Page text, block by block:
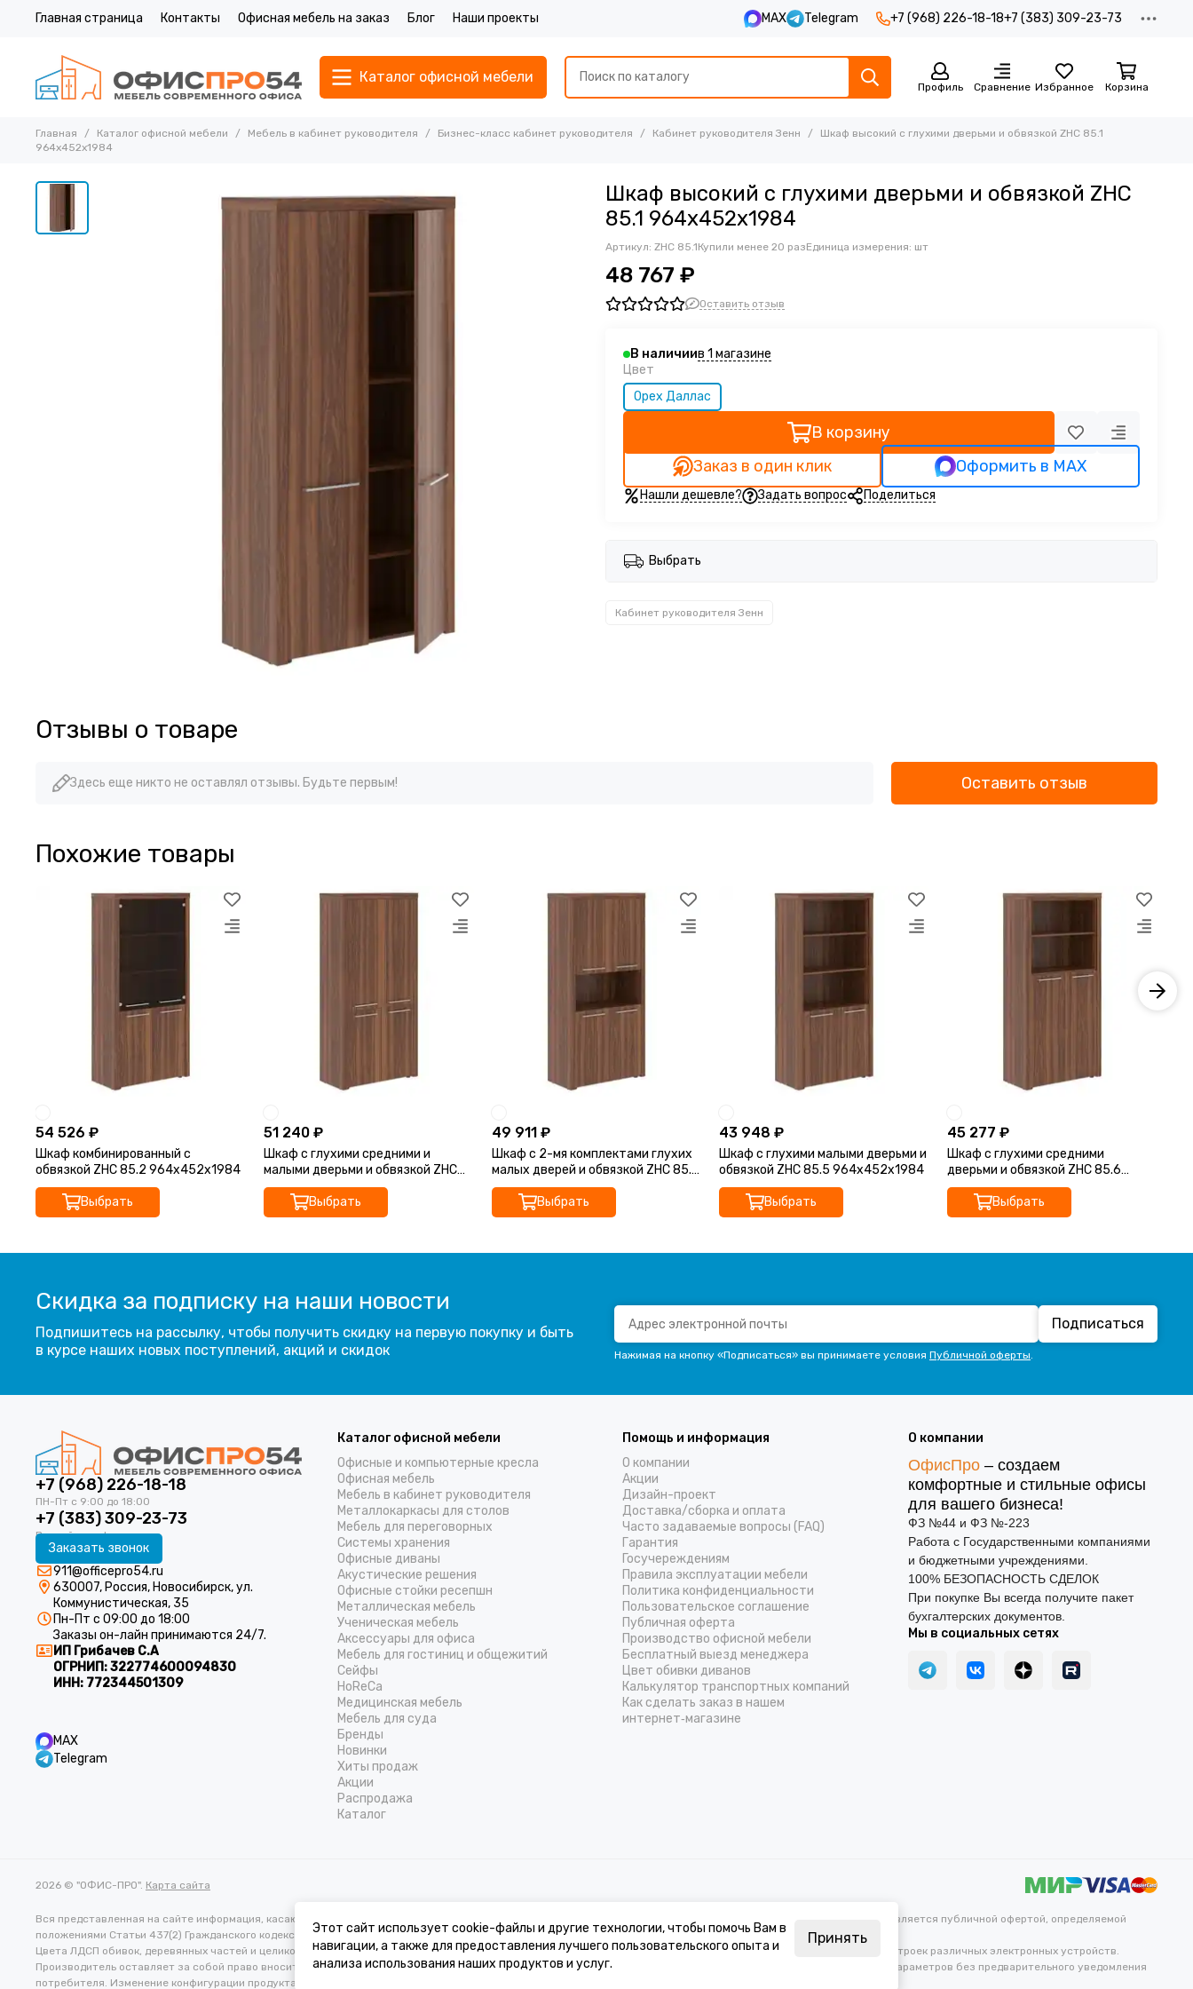
Главная страница Контакты Офисная мебель на заказ Блог Наши проекты MAX Telegram +7 (968) 226-18-18+7 (383) 309-23-73
Каталог офисной мебели
Профиль Сравнение Избранное Корзина
Главная Каталог офисной мебели Мебель в кабинет руководителя Бизнес-класс кабинет руководителя Кабинет руководителя Зенн
Шкаф высокий с глухими дверьми и обвязкой ZHC 85.1
964х452х1984
Шкаф высокий с глухими дверьми и обвязкой ZHC
85.1 964х452х1984
Артикул: ZHC 85.1Купили менее 20 разЕдиница измерения: шт
48 767 ₽
Оставить отзыв
В наличиив 1 магазине
Цвет
Орех Даллас
В корзину
Заказ в один клик
Оформить в MAX
Нашли дешевле? Задать вопрос Поделиться
Выбрать
Кабинет руководителя Зенн
Отзывы о товаре
Здесь еще никто не оставлял отзывы. Будьте первым! Оставить отзыв
Похожие товары
54 526 ₽
Шкаф комбинированный с
обвязкой ZHC 85.2 964х452х1984
Выбрать
51 240 ₽
Шкаф с глухими средними и
малыми дверьми и обвязкой ZHC
85.3 964х452х1984
Выбрать
49 911 ₽
Шкаф с 2-мя комплектами глухих
малых дверей и обвязкой ZHC 85.4
964х452х1984
Выбрать
43 948 ₽
Шкаф с глухими малыми дверьми и
обвязкой ZHC 85.5 964х452х1984
Выбрать
45 277 ₽
Шкаф с глухими средними
дверьми и обвязкой ZHC 85.6
964х452х1984
Выбрать
Скидка за подписку на наши новости
Подпишитесь на рассылку, чтобы получить скидку на первую покупку и быть
в курсе наших новых поступлений, акций и скидок
Подписаться
Нажимая на кнопку «Подписаться» вы принимаете условия Публичной оферты.
+7 (968) 226-18-18
+7 (383) 309-23-73
Заказать звонок
911@officepro54.ru
630007, Россия, Новосибирск, ул.
Коммунистическая, 35
Пн-Пт с 09:00 до 18:00
Заказы он-лайн принимаются 24/7.
ИП Грибачев С.А
ОГРНИП:322774600094830
ИНН: 772344501309
MAX
Telegram
Каталог офисной мебели
Офисные и компьютерные кресла
Офисная мебель
Мебель в кабинет руководителя
Металлокаркасы для столов
Мебель для переговорных
Системы хранения
Офисные диваны
Акустические решения
Офисные стойки ресепшн
Металлическая мебель
Ученическая мебель
Аксессуары для офиса
Мебель для гостиниц и общежитий
Cейфы
HoReCa
Медицинская мебель
Мебель для суда
Бренды
Новинки
Хиты продаж
Акции
Распродажа
Каталог
Помощь и информация
О компании
Акции
Дизайн-проект
Доставка/cборка и оплата
Часто задаваемые вопросы (FAQ)
Гарантия
Госучереждениям
Правила эксплуатации мебели
Политика конфиденциальности
Пользовательское соглашение
Публичная оферта
Производство офисной мебели
Бесплатный выезд менеджера
Цвет обивки диванов
Калькулятор транспортных компаний
Как сделать заказ в нашем
интернет‑магазине
О компании
ОфисПро– создаем
комфортные и стильные офисы
для вашего бизнеса!
ФЗ №44 и ФЗ №-223
Работа с Государственными компаниями
и бюджетными учреждениями.
100% БЕЗОПАСНОСТЬ СДЕЛОК
При покупке Вы всегда получите пакет
бухгалтерских документов.
Мы в социальных сетях
2026 © "ОФИС-ПРО". Карта сайта
Вся представленная на сайте информация, касающаяся характеристик, стоимости товаров и услуг, носит информационный характер и ни при каких условиях не является публичной офертой, определяемой
положениями Статьи 437(2) Гражданского кодекса РФ.
Цвета ЛДСП обивок, деревянных частей и целиковых изделий в реальности может отличаться от изображения на сайте ввиду особенностей цветопередачи и настроек различных электронных устройств.
Производитель оставляет за собой право вносить изменения в технические и иные характеристики изделий для улучшения их эксплуатационных и технических параметров без предварительного уведомления
потребителя. Изменение конфигурации продукта не является основанием для возврата/обмена продукции.
Этот сайт использует cookie-файлы и другие технологии, чтобы помочь Вам в
навигации, а также для предоставления лучшего пользовательского опыта и
анализа использования наших продуктов и услуг.
Принять